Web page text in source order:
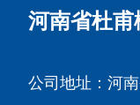
河南省杜甫
公司地址：河